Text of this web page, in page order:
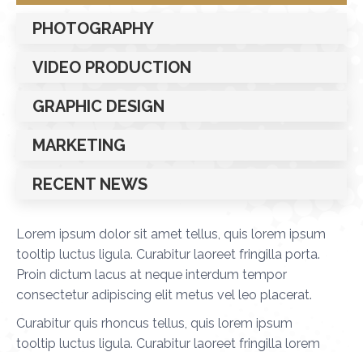
PHOTOGRAPHY
VIDEO PRODUCTION
GRAPHIC DESIGN
MARKETING
RECENT NEWS
Lorem ipsum dolor sit amet tellus, quis lorem ipsum
tooltip luctus ligula. Curabitur laoreet fringilla porta.
Proin dictum lacus at neque interdum tempor
consectetur adipiscing elit metus vel leo placerat.
Curabitur quis rhoncus tellus, quis lorem ipsum
tooltip luctus ligula. Curabitur laoreet fringilla lorem